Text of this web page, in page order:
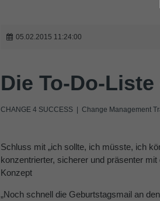
05.02.2015 11:24:00
Die To-Do-
CHANGE 4 SUCCESS | Change Management
Schluss mit „ich sollte, ich müsste, ich
konzentrierter, sicherer und präsenter
Konzept
„Noch schnell die Geburtstagsmail an